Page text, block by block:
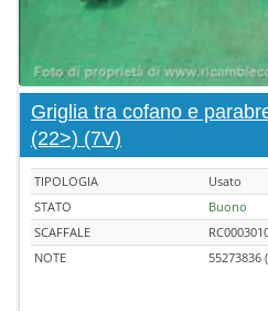
Griglia tra cofano e
(22>) (7V)
TIPOLOGIA
Usato
STATO
Buono
SCAFFALE
NOTE
55273836